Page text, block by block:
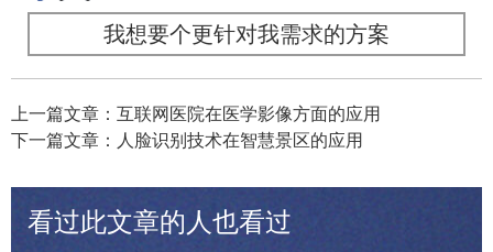
我想要个更针对我需求的方案
上一篇文章：互联网医院在医学影像方面的应用
下一篇文章：人脸识别技术在智慧景区的应用
看过此文章的人也看过